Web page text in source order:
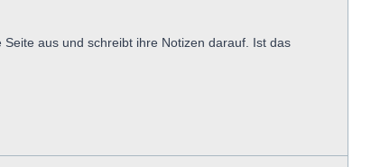
aus und schreibt ihre Notizen darauf. Ist das